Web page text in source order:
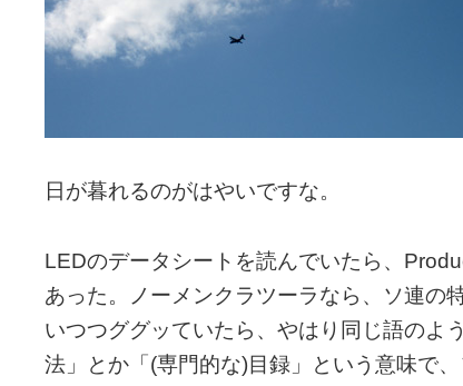
日が暮れるのがはやいですな。
LEDのデータシートを読んでいたら、
あった。ノーメンクラツーラなら、ソ連の
いつつググッていたら、やはり同じ語のよ
法」とか「(専門的な)目録」という意味で